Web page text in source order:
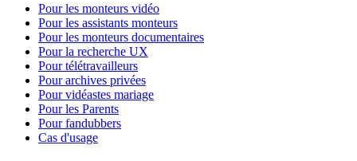
Pour les monteurs vidéo
Pour les assistants monteurs
Pour les monteurs documentaires
Pour la recherche UX
Pour télétravailleurs
Pour archives privées
Pour vidéastes mariage
Pour les Parents
Pour fandubbers
Cas d'usage